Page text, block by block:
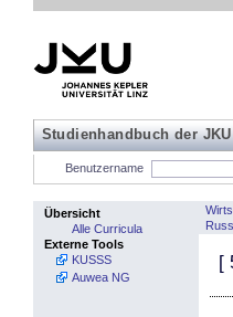
Studienhandbuch der
Benutzername
Übersicht
Alle Curricula
Externe Tools
KUSSS
Auwea NG
[